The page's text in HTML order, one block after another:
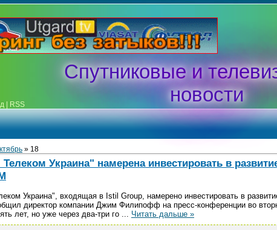
Спутниковые и
новости
RSS
» 18
Украина" намерена инвестировать в
Украина", входящая в Istil Group, намерено инвестировать в
директор компании Джим Филипофф на пресс-конференции во
лет, но уже через два-три го ... Читать дальше »